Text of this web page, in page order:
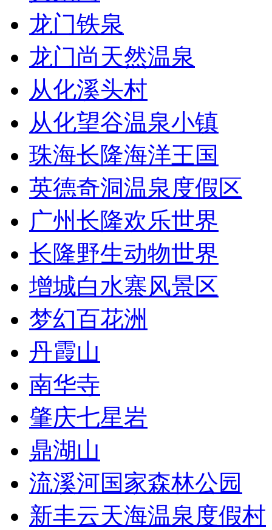
龙门铁泉
龙门尚天然温泉
从化溪头村
从化望谷温泉小镇
珠海长隆海洋王国
英德奇洞温泉度假区
广州长隆欢乐世界
长隆野生动物世界
增城白水寨风景区
梦幻百花洲
丹霞山
南华寺
肇庆七星岩
鼎湖山
流溪河国家森林公园
新丰云天海温泉度假村